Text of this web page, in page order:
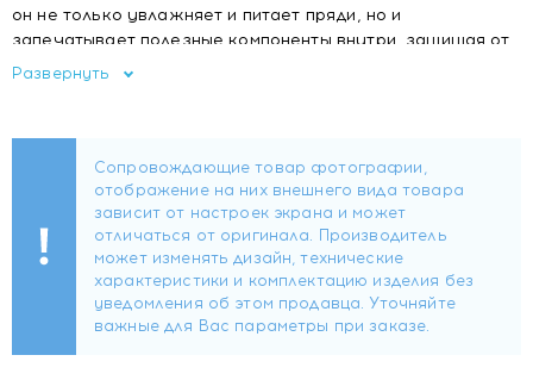
он не только увлажняет и питает пряди, но и
запечатывает полезные компоненты внутри, защищая от
повреждений. Ваши волосы становятся более лёгкими,
заботу о собственных локонах.
Универсальный продукт, который заменяет сразу 2
средства: кондиционер и маска.
В качестве кондиционера средство подойдет всем типам
волос, облегчает расчесывание, приглаживает чешуйки
волоса, возвращая им блеск и гладкость. В качестве
маски обеспечивает глубокое питание, увлажнение,
Развернуть